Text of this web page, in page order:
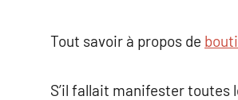
Tout savoir à propos de
S’il fallait manifester toutes